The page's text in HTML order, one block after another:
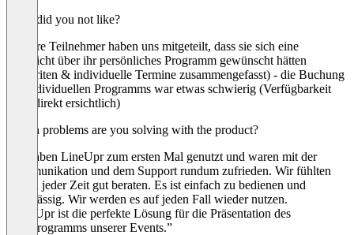
What did you not like?
- unsere Teilnehmer haben uns mitgeteilt, dass sie sich eine
Übersicht über ihr persönliches Programm gewünscht hätten
(Favoriten & individuelle Termine zusammengefasst) - die Buchung
des individuellen Programms war etwas schwierig (Verfügbarkeit
nicht direkt ersichtlich)
Which problems are you solving with the product?
Wir haben LineUpr zum ersten Mal genutzt und waren mit der
Kommunikation und dem Support rundum zufrieden. Wir fühlten
uns zu jeder Zeit gut beraten. Es ist einfach zu bedienen und
zuverlässig. Wir werden es auf jeden Fall wieder nutzen.
“LineUpr ist die perfekte Lösung für die Präsentation des
Fachprogramms unserer Events.”